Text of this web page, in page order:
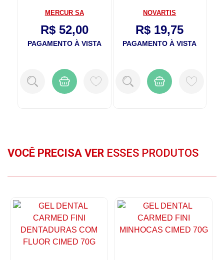
MERCUR SA
R$ 52,00
PAGAMENTO À VISTA
NOVARTIS
R$ 19,75
PAGAMENTO À VISTA
VOCÊ PRECISA VER ESSES PRODUTOS